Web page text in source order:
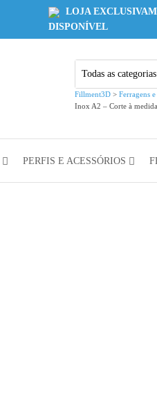
LOJA
DISPONÍVEL
Fillment3D > Ferragens
Inox A2 – Corte à medida
PERFIS E ACESSÓRIOS